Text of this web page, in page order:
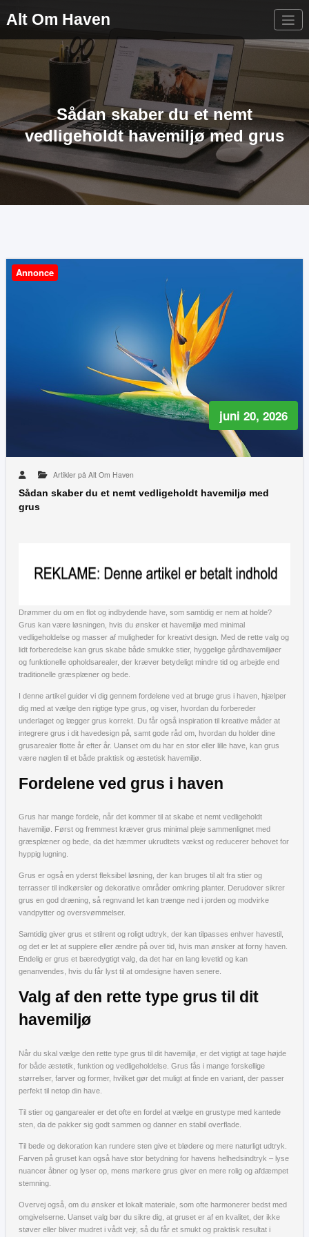
Alt Om Haven
Sådan skaber du et nemt
vedligeholdt havemiljø med grus
Annonce
juni 20, 2026
Artikler på Alt Om Haven
Sådan skaber du et nemt vedligeholdt havemiljø med
grus
Drømmer du om en flot og indbydende have, som samtidig er nem at holde?
Grus kan være løsningen, hvis du ønsker et havemiljø med minimal
vedligeholdelse og masser af muligheder for kreativt design. Med de rette valg og
lidt forberedelse kan grus skabe både smukke stier, hyggelige gårdhavemiljøer
og funktionelle opholdsarealer, der kræver betydeligt mindre tid og arbejde end
traditionelle græsplæner og bede.
I denne artikel guider vi dig gennem fordelene ved at bruge grus i haven, hjælper
dig med at vælge den rigtige type grus, og viser, hvordan du forbereder
underlaget og lægger grus korrekt. Du får også inspiration til kreative måder at
integrere grus i dit havedesign på, samt gode råd om, hvordan du holder dine
grusarealer flotte år efter år. Uanset om du har en stor eller lille have, kan grus
være nøglen til et både praktisk og æstetisk havemiljø.
Fordelene ved grus i haven
Grus har mange fordele, når det kommer til at skabe et nemt vedligeholdt
havemiljø. Først og fremmest kræver grus minimal pleje sammenlignet med
græsplæner og bede, da det hæmmer ukrudtets vækst og reducerer behovet for
hyppig lugning.
Grus er også en yderst fleksibel løsning, der kan bruges til alt fra stier og
terrasser til indkørsler og dekorative områder omkring planter. Derudover sikrer
grus en god dræning, så regnvand let kan trænge ned i jorden og modvirke
vandpytter og oversvømmelser.
Samtidig giver grus et stilrent og roligt udtryk, der kan tilpasses enhver havestil,
og det er let at supplere eller ændre på over tid, hvis man ønsker at forny haven.
Endelig er grus et bæredygtigt valg, da det har en lang levetid og kan
genanvendes, hvis du får lyst til at omdesigne haven senere.
Valg af den rette type grus til dit
havemiljø
Når du skal vælge den rette type grus til dit havemiljø, er det vigtigt at tage højde
for både æstetik, funktion og vedligeholdelse. Grus fås i mange forskellige
størrelser, farver og former, hvilket gør det muligt at finde en variant, der passer
perfekt til netop din have.
Til stier og gangarealer er det ofte en fordel at vælge en grustype med kantede
sten, da de pakker sig godt sammen og danner en stabil overflade.
Til bede og dekoration kan rundere sten give et blødere og mere naturligt udtryk.
Farven på gruset kan også have stor betydning for havens helhedsindtryk – lyse
nuancer åbner og lyser op, mens mørkere grus giver en mere rolig og afdæmpet
stemning.
Overvej også, om du ønsker et lokalt materiale, som ofte harmonerer bedst med
omgivelserne. Uanset valg bør du sikre dig, at gruset er af en kvalitet, der ikke
støver eller bliver mudret i vådt vejr, så du får et smukt og praktisk resultat i